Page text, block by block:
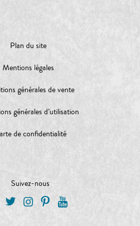
Plan du site
Mentions légales
générales de vente
générales d’utilisation
de confidentialité
Suivez-nous